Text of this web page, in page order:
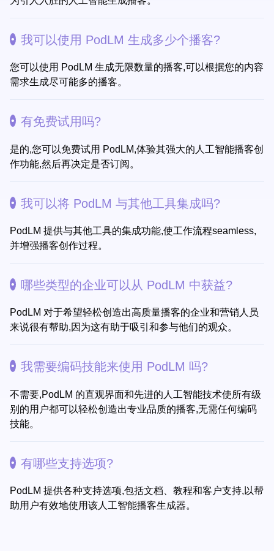
我可以使用 PodLM 生成多少个播客?
您可以使用 PodLM 生成无限数量的播客,可以根据您的内容
需求生成尽可能多的播客。
有免费试用吗?
是的,您可以免费试用 PodLM,体验其强大的人工智能播客创
作功能,然后再决定是否订阅。
我可以将 PodLM 与其他工具集成吗?
PodLM 提供与其他工具的集成功能,使工作流程seamless,
并增强播客创作过程。
哪些类型的企业可以从 PodLM 中获益?
PodLM 对于希望轻松创造出高质量播客的企业和营销人员
来说很有帮助,因为这有助于吸引和参与他们的观众。
我需要编码技能来使用 PodLM 吗?
不需要,PodLM 的直观界面和先进的人工智能技术使所有级
别的用户都可以轻松创造出专业品质的播客,无需任何编码
技能。
有哪些支持选项?
PodLM 提供各种支持选项,包括文档、教程和客户支持,以帮
助用户有效地使用该人工智能播客生成器。